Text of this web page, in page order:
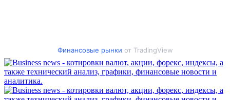
Финансовые рынки от TradingView